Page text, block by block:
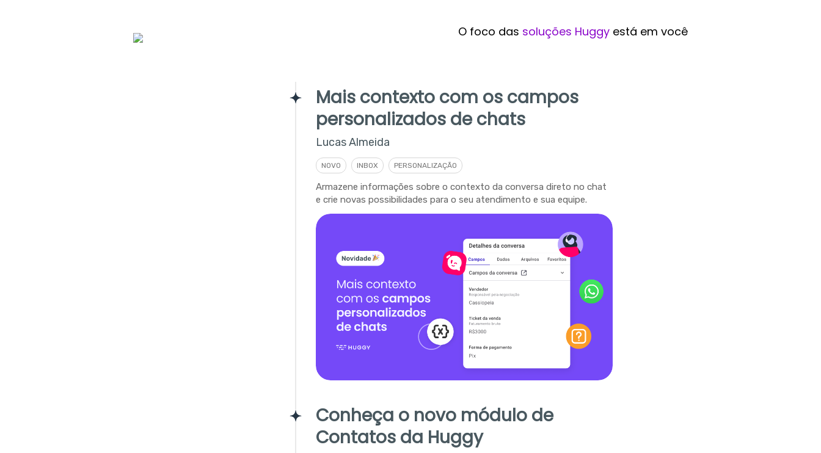
O foco das soluções Huggyestá em você
Mais contexto com os campos
personalizados de chats
Lucas Almeida
NOVO INBOX PERSONALIZAÇÃO
Armazene informações sobre o contexto da conversa direto no chat
e crie novas possibilidades para o seu atendimento e sua equipe.
Conheça o novo módulo de
Contatos da Huggy